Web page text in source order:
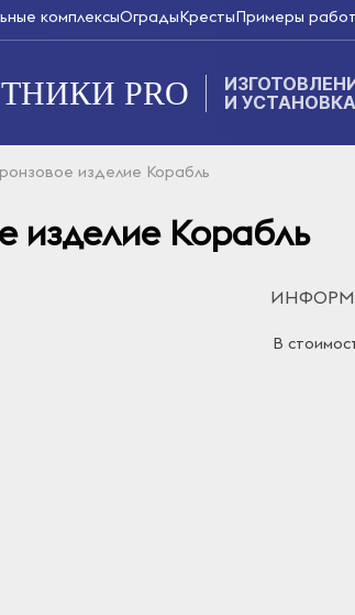
комплексыОградыКрестыПримеры работ
PRO
И УСТАНОВКА
изделие Корабль
изделие Корабль
В